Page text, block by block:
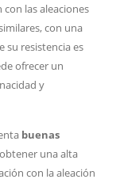
las aleaciones
con una
su resistencia es
ofrecer un
y
buenas
una alta
con la aleación